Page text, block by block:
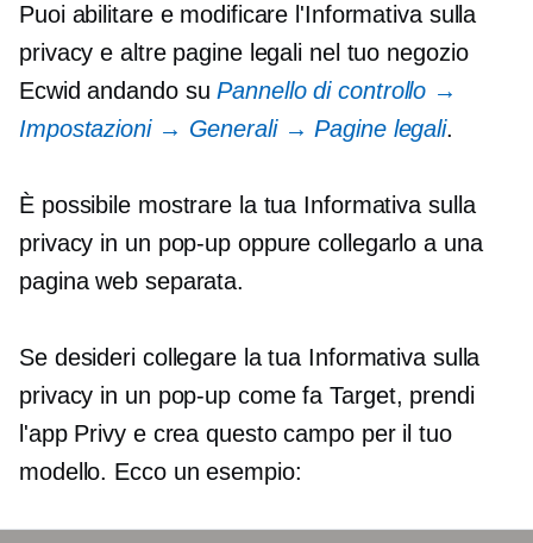
Puoi abilitare e modificare l'Informativa sulla
privacy e altre pagine legali nel tuo negozio
Ecwid andando suPannello di controllo →
Impostazioni → Generali → Pagine legali.
È possibile mostrare la tua Informativa sulla
privacy in un pop-up oppure collegarlo a una
pagina web separata.
Se desideri collegare la tua Informativa sulla
privacy in un pop-up come fa Target, prendi
l'app Privy e crea questo campo per il tuo
modello. Ecco un esempio: